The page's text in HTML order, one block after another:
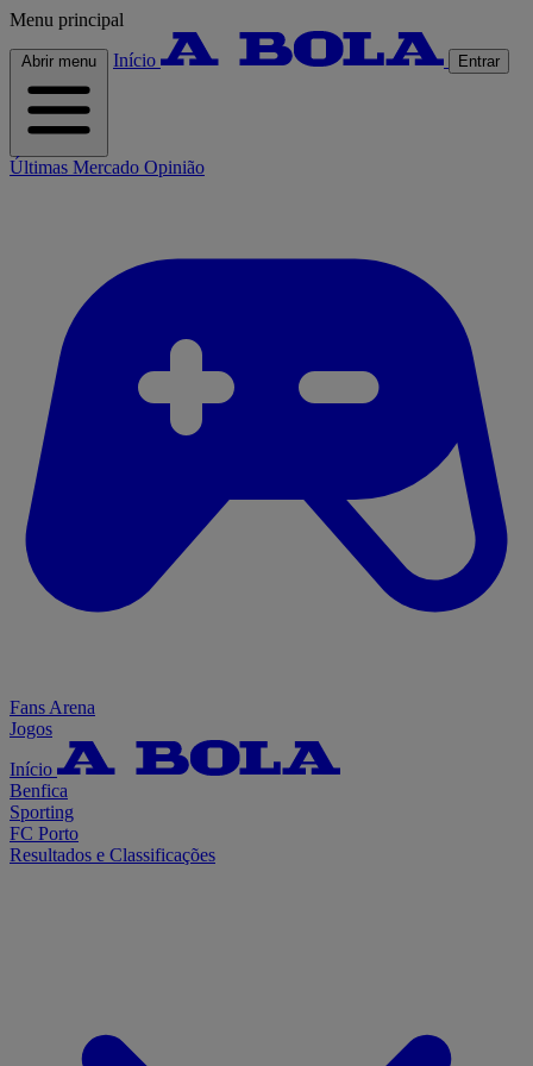
Menu principal
Abrir menu Início Entrar
Últimas Mercado Opinião
Fans Arena
Jogos
Início
Benfica
Sporting
FC Porto
Resultados e Classificações